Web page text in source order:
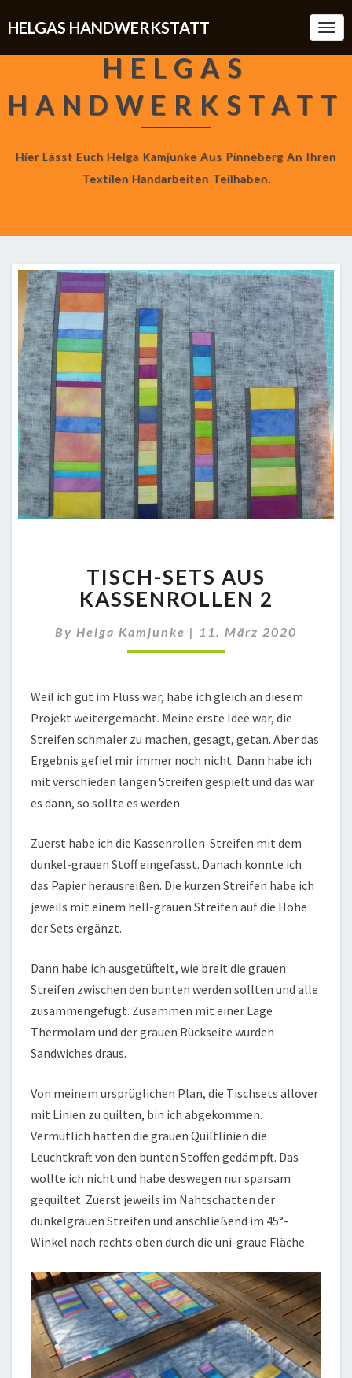
HELGAS HANDWERKSTATT
HELGAS
HANDWERKSTATT
Hier Lässt Euch Helga Kamjunke Aus Pinneberg An Ihren
Textilen Handarbeiten Teilhaben.
SETS
AUS
KASSENROLLEN
2
TISCH-SETS AUS
KASSENROLLEN 2
By Helga Kamjunke | 11. März 2020
Weil ich gut im Fluss war, habe ich gleich an diesem
Projekt weitergemacht. Meine erste Idee war, die
Streifen schmaler zu machen, gesagt, getan. Aber das
Ergebnis gefiel mir immer noch nicht. Dann habe ich
mit verschieden langen Streifen gespielt und das war
es dann, so sollte es werden.
Zuerst habe ich die Kassenrollen-Streifen mit dem
dunkel-grauen Stoff eingefasst. Danach konnte ich
das Papier herausreißen. Die kurzen Streifen habe ich
jeweils mit einem hell-grauen Streifen auf die Höhe
der Sets ergänzt.
Dann habe ich ausgetüftelt, wie breit die grauen
Streifen zwischen den bunten werden sollten und alle
zusammengefügt. Zusammen mit einer Lage
Thermolam und der grauen Rückseite wurden
Sandwiches draus.
Von meinem ursprüglichen Plan, die Tischsets allover
mit Linien zu quilten, bin ich abgekommen.
Vermutlich hätten die grauen Quiltlinien die
Leuchtkraft von den bunten Stoffen gedämpft. Das
wollte ich nicht und habe deswegen nur sparsam
gequiltet. Zuerst jeweils im Nahtschatten der
dunkelgrauen Streifen und anschließend im 45°-
Winkel nach rechts oben durch die uni-graue Fläche.